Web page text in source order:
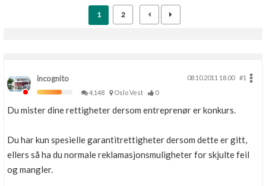
1 2
incognito 08.10.2011 18.00
#1
4,148
Oslo Vest 0
Du mister dine rettigheter dersom entreprenør er konkurs.
Du har kun spesielle garantitrettigheter dersom dette er gitt,
ellers så ha du normale reklamasjonsmuligheter for skjulte feil
og mangler.